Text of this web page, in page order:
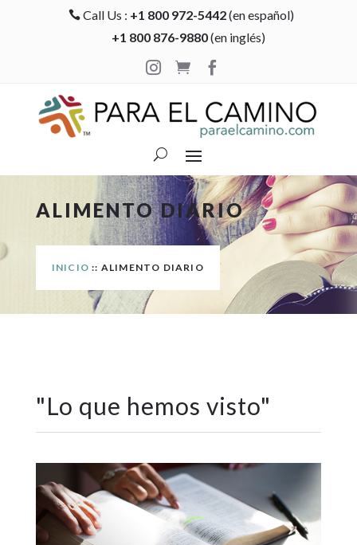
 Call Us : +1 800 972-5442(en español)
+1 800 876-9880(en inglés)

 
ALIMENTO DIARIO
INICIO :: ALIMENTO DIARIO
"Lo que hemos visto"